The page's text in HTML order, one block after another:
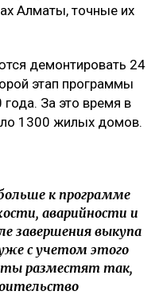
Алматы, точные их
демонтировать 24
этап программы
За это время в
1300 жилых домов.
к программе
аварийности и
завершения выкупа
с учетом этого
разместят так,